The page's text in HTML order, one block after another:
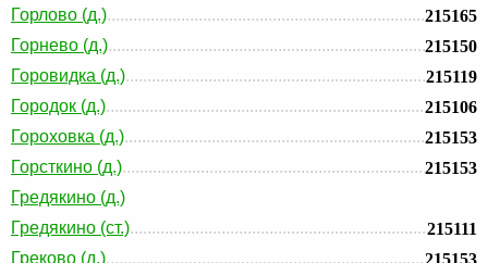
Горлово (д.)
215165
Горнево (д.)
215150
Горовидка (д.)
215119
Городок (д.)
215106
Гороховка (д.)
215153
Горсткино (д.)
215153
Гредякино (д.)
Гредякино (ст.)
215111
Греково (д.)
215153